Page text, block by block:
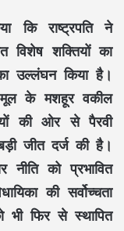
कि राष्ट्रपति ने
विशेष शक्तियों का
उल्लंघन किया है।
के मशहूर वकील
की ओर से पैरवी
जीत दर्ज की है।
को प्रभावित
की सर्वोच्चता
फिर से स्थापित